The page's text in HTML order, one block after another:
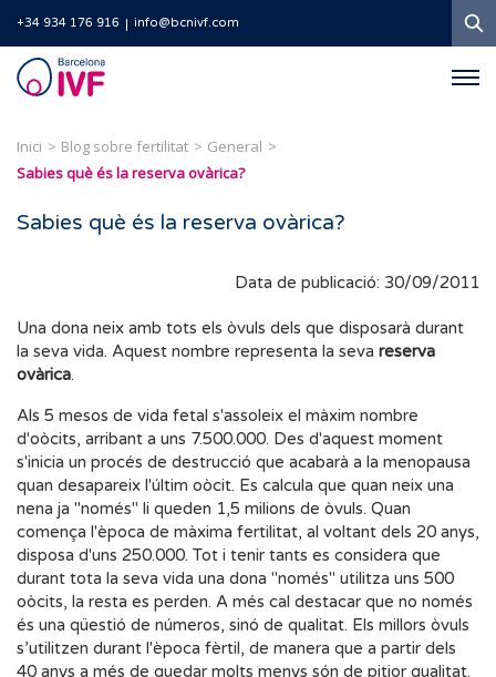
+34 934 176 916 info@bcnivf.com
Barcelona
IVF
Inici Blog sobre fertilitat
General
Sabies què és la reserva ovàrica?
Sabies què és la reserva ovàrica?
Data de publicació: 30/09/2011
Una dona neix amb tots els òvuls dels que disposarà durant
la seva vida. Aquest nombre representa la seva reserva
ovàrica.
Als 5 mesos de vida fetal s'assoleix el màxim nombre
d'oòcits, arribant a uns 7.500.000. Des d'aquest moment
s'inicia un procés de destrucció que acabarà a la menopausa
quan desapareix l'últim oòcit. Es calcula que quan neix una
nena ja "només" li queden 1,5 milions de òvuls. Quan
comença l'època de màxima fertilitat, al voltant dels 20 anys,
disposa d'uns 250.000. Tot i tenir tants es considera que
durant tota la seva vida una dona "només" utilitza uns 500
oòcits, la resta es perden. A més cal destacar que no només
és una qüestió de números, sinó de qualitat. Els millors òvuls
s’utilitzen durant l'època fèrtil, de manera que a partir dels
40 anys a més de quedar molts menys són de pitjor qualitat.